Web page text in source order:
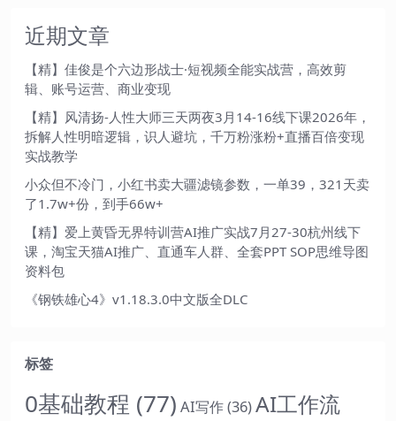
近期文章
【精】佳俊是个六边形战士·短视频全能实战营，高效剪
辑、账号运营、商业变现
【精】风清扬-人性大师三天两夜3月14-16线下课2026年，
拆解人性明暗逻辑，识人避坑，千万粉涨粉+直播百倍变现
实战教学
小众但不冷门，小红书卖大疆滤镜参数，一单39，321天卖
了1.7w+份，到手66w+
【精】爱上黄昏无界特训营AI推广实战7月27-30杭州线下
课，淘宝天猫AI推广、直通车人群、全套PPT SOP思维导图
资料包
《钢铁雄心4》v1.18.3.0中文版全DLC
标签
0基础教程 (77) AI写作(36)AI工作流